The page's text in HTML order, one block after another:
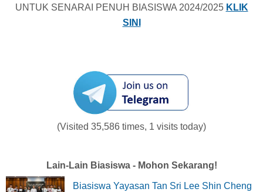
UNTUK SENARAI PENUH BIASISWA 2024/2025 KLIK
SINI
(Visited 35,586 times, 1 visits today)
Lain-Lain Biasiswa - Mohon Sekarang!
Biasiswa Yayasan Tan Sri Lee Shin Cheng